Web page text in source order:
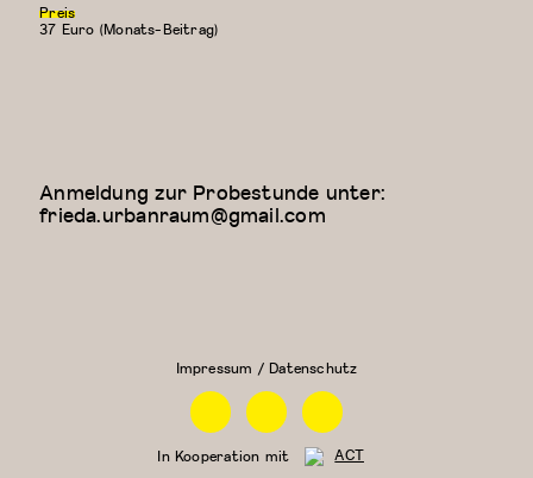
Anmeldung zur Probestunde unter:
frieda.urbanraum@gmail.com
Preis
37 Euro (Monats-Beitrag)
Impressum / Datenschutz
FacebookInstagramLinkedin
In Kooperation mit